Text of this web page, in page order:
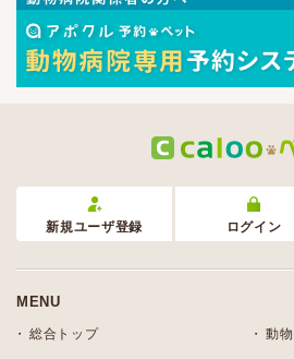
新規ユーザ登録 ログイン
MENU
総合トップ 動